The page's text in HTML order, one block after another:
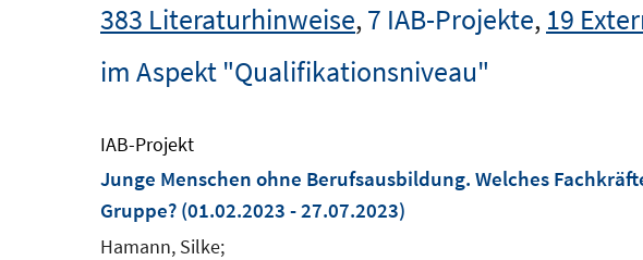
383 Literaturhinweise,7 IAB-Projekte, 19
im Aspekt "Qualifikationsniveau"
IAB-Projekt
Junge Menschen ohne Berufsausbildung. Welches
Gruppe? (01.02.2023 - 27.07.2023)
Hamann, Silke;